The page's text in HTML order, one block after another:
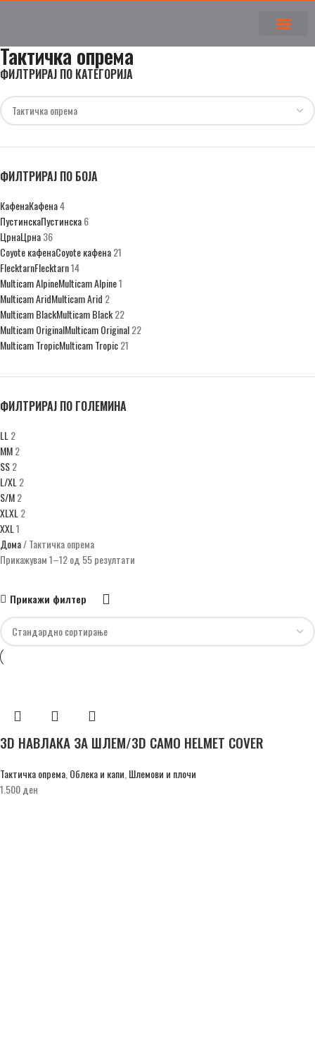
Тактичка опрема
ФИЛТРИРАЈ ПО КАТЕГОРИЈА
ФИЛТРИРАЈ ПО БОЈА
КафенаКафена4
ПустинскаПустинска6
ЦрнаЦрна36
Coyote кафенаCoyote кафена21
FlecktarnFlecktarn14
Multicam AlpineMulticam Alpine1
Multicam AridMulticam Arid 2
Multicam BlackMulticam Black22
Multicam OriginalMulticam Original22
Multicam TropicMulticam Tropic21
Woodland М81Woodland М81
Зелена
Ренџер зелена
ФИЛТРИРАЈ ПО ГОЛЕМИНА
LL 2
MM2
SS2
L/XL 2
S/M2
XLXL 2
XXL 1
Дома Тактичка опрема
Прикажувам 1–12 од 55 резултати
Прикажи филтер
3D НАВЛАКА ЗА ШЛЕМ/3D CAMO HELMET COVER
Тактичка опрема Облека и капи Шлемови и плочи
1.500ден